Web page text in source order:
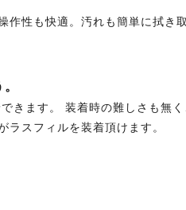
作性も快適。汚れも簡単に拭き
きます。 装着時の難しさも無
ラスフィルを装着頂けます。